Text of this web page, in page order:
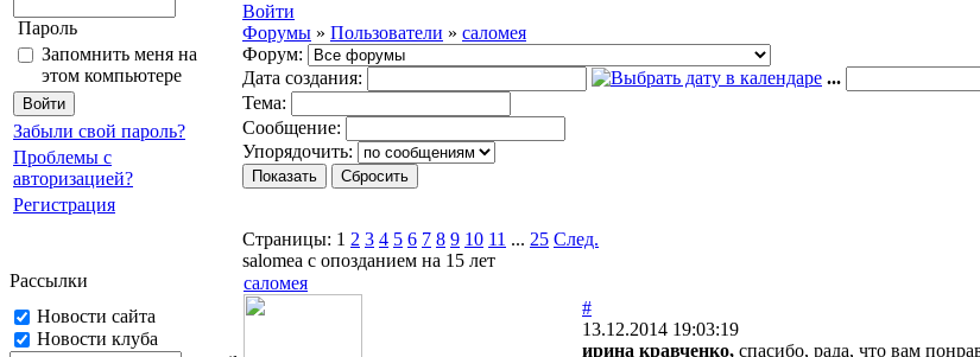
Пароль
Запомнить меня на
этом компьютере
Забыли свой пароль?
Проблемы с
авторизацией?
Регистрация
Рассылки
Новости сайта
Новости клуба
Войти
Форумы » Пользователи » саломея
Форум:
Дата создания:
...
Тема:
Cooбщение:
Упорядочить:
Страницы: 1 2 3 4 5 6 7 8 9 10 11 ... 25 След.
salomea с опозданием на 15 лет
саломея
#
13.12.2014 19:03:19
ирина кравченко, спасибо, рада, что вам